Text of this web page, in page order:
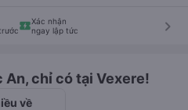
Xác nhận
ngay lập tức
keyboard_arrow_right
An, chỉ có tại Vexere!
về